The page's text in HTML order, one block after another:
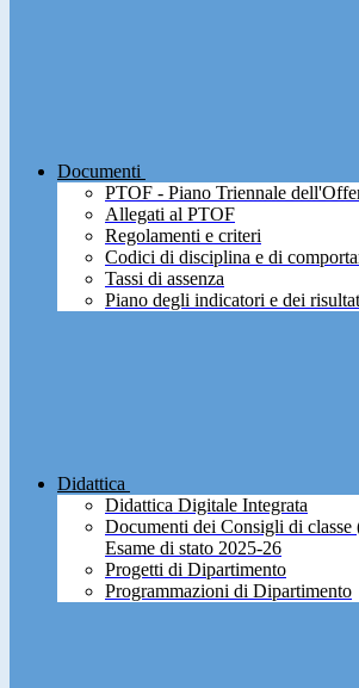
Documenti
PTOF - Piano Triennale
Allegati al PTOF
Regolamenti e criteri
Codici di disciplina e di
Tassi di assenza
Piano degli indicatori e dei
Didattica
Didattica Digitale Integrata
Documenti dei Consigli di
Esame di stato 2025-26
Progetti di Dipartimento
Programmazioni di Dipartimento